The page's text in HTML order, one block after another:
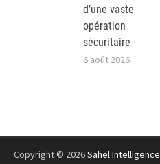
d’une vaste
opération
sécuritaire
6 août 2026
Copyright © 2026Sahel Intelligence